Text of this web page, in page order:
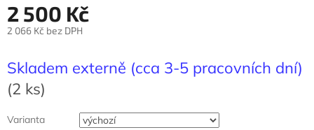
2 500 Kč
2 066 Kč bez DPH
cena:
Skladem externě (cca 3-5 pracovních dní)
(2 ks)
Varianta